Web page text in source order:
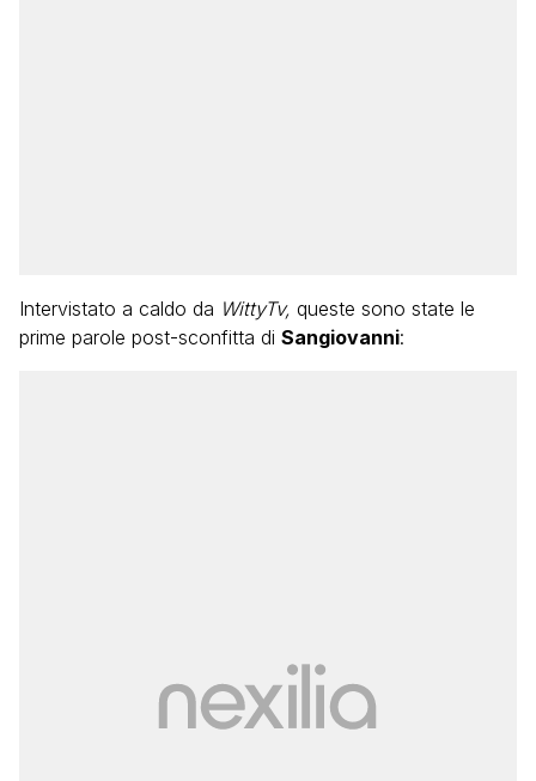
Intervistato a caldo da WittyTv, queste sono state le
prime parole post-sconfitta di Sangiovanni: